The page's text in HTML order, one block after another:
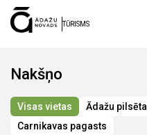
TŪRISMS
LV EN
Nakšņo
Visas vietas Ādažu pilsēta
Carnikavas pagasts